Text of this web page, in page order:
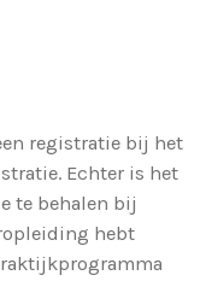
registratie bij het
Echter is het
te behalen bij
hebt